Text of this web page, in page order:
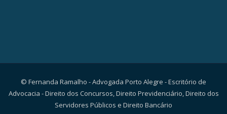
© Fernanda Ramalho - Advogada Porto Alegre - Escritório de
Advocacia - Direito dos Concursos, Direito Previdenciário, Direito dos
Servidores Públicos e Direito Bancário